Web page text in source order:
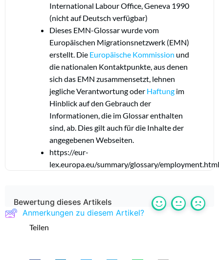
International Labour Office, Geneva 1990
(nicht auf Deutsch verfügbar)
Dieses EMN-Glossar wurde vom
Europäischen Migrationsnetzwerk (EMN)
erstellt. Die Europäische Kommission und
die nationalen Kontaktpunkte, aus denen
sich das EMN zusammensetzt, lehnen
jegliche Verantwortung oder Haftung im
Hinblick auf den Gebrauch der
Informationen, die im Glossar enthalten
sind, ab. Dies gilt auch für die Inhalte der
angegebenen Webseiten.
https://eur-
lex.europa.eu/summary/glossary/employment.html
Bewertung dieses Artikels
Anmerkungen zu diesem Artikel?
Teilen